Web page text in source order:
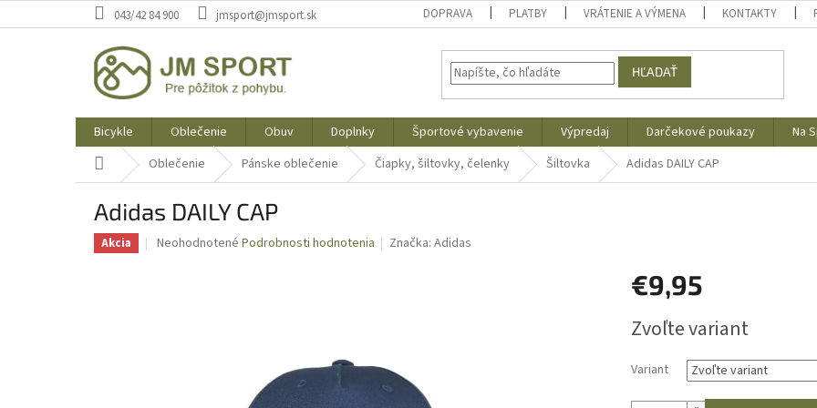
na
043/42 84 900 jmsport@jmsport.sk DOPRAVA PLATBY VRÁTENIE A VÝMENA KONTAKTY
HĽADAŤ
Bicykle Oblečenie Obuv Doplnky Športové vybavenie Výpredaj Darčekové poukazy Na
Domov Oblečenie Pánske oblečenie Čiapky, šiltovky, čelenky Šiltovka Adidas DAILY CAP
Adidas DAILY CAP
Akcia
Priemerné
Neohodnotené Podrobnosti hodnotenia Značka:Adidas
€9,95
cena:
Zvoľte variant
Variant